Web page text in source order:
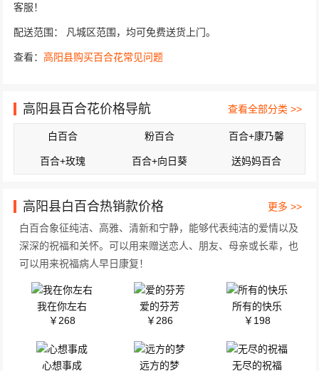
客服！
配送范围： 凡城区范围，均可免费送货上门。
查看：高阳县购买百合花常见问题
高阳县百合花价格导航 查看全部分类 >>
白百合 粉百合 百合+康乃馨
百合+玫瑰 百合+向日葵 送妈妈百合
高阳县白百合热销款价格
更多 >>
白百合象征纯洁、高雅、清新和宁静，能够代表纯洁的爱情以及
深深的祝福和关怀。可以用来赠送恋人、朋友、母亲或长辈，也
可以用来祝福病人早日康复！
我在你左右
￥268
爱的芬芳
￥286
所有的快乐
￥198
心想事成
远方的梦
无尽的祝福